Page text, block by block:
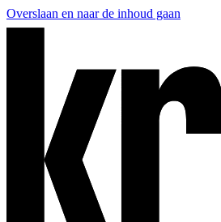
Overslaan en naar de inhoud gaan